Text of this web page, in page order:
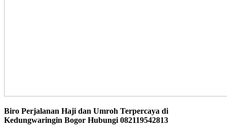
Biro Perjalanan Haji dan Umroh Terpercaya di
Kedungwaringin Bogor Hubungi 082119542813